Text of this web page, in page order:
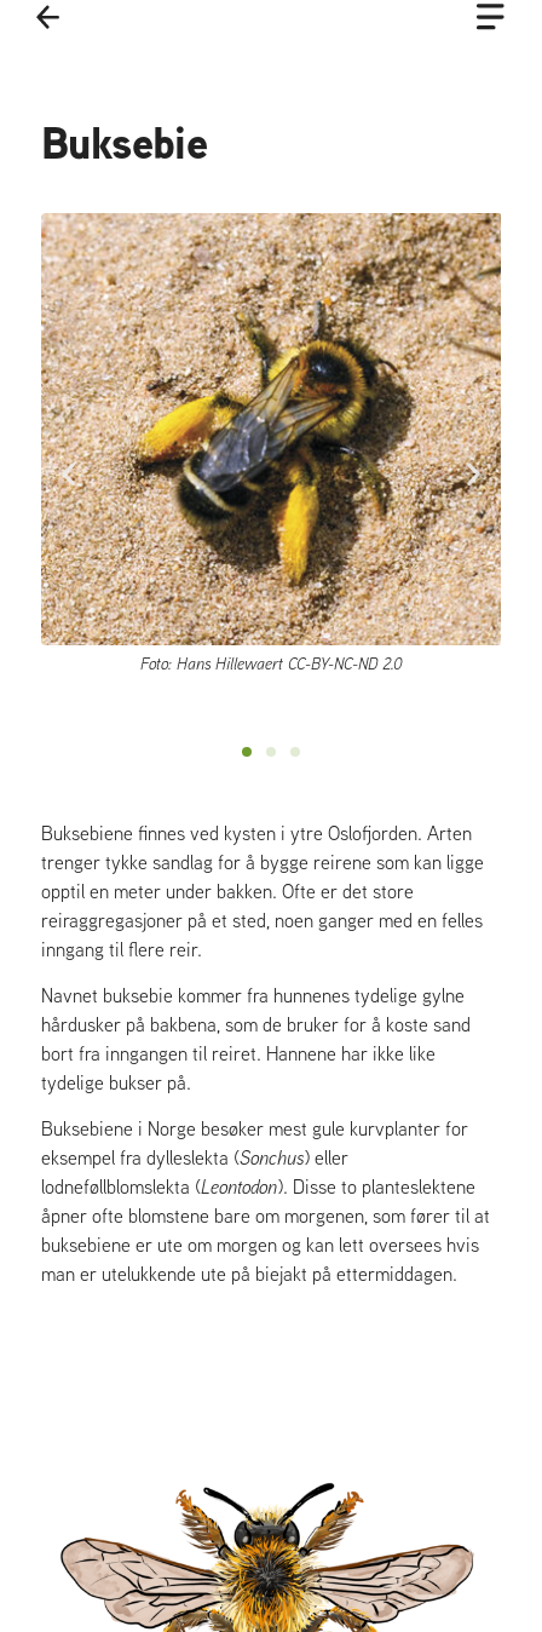
Buksebie
Foto: Hans Hillewaert CC-BY-NC-ND 2.0
Buksebiene finnes ved kysten i ytre Oslofjorden. Arten
trenger tykke sandlag for å bygge reirene som kan ligge
opptil en meter under bakken. Ofte er det store
reiraggregasjoner på et sted, noen ganger med en felles
inngang til flere reir.
Navnet buksebie kommer fra hunnenes tydelige gylne
hårdusker på bakbena, som de bruker for å koste sand
bort fra inngangen til reiret. Hannene har ikke like
tydelige bukser på.
Buksebiene i Norge besøker mest gule kurvplanter for
eksempel fra dylleslekta (Sonchus) eller
lodneføllblomslekta (Leontodon). Disse to planteslektene
åpner ofte blomstene bare om morgenen, som fører til at
buksebiene er ute om morgen og kan lett oversees hvis
man er utelukkende ute på biejakt på ettermiddagen.